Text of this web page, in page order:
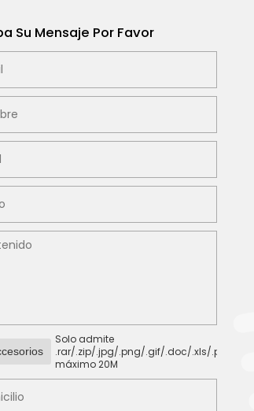
Su Mensaje Por Favor
Solo admite
.rar/.zip/.jpg/.png/.gif/.doc/.xls/.pdf,
máximo 20M